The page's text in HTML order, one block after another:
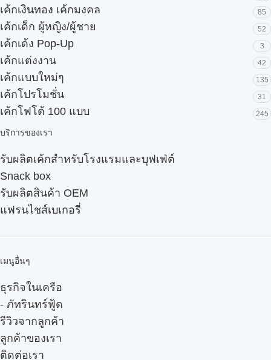
เค้กเงินทอง เค้กมงคล 85
เค้กเด็ก ผู้หญิง/ผู้ชาย 52
เค้กเด้ง Pop-Up 3
เค้กแต่งงาน 42
เค้กแบบใหม่ๆ 135
เค้กโปรโมชั่น 31
เค้กโฟโต้ 100 แบบ 245
บริการของเรา
รับผลิตเค้กสำหรับโรงแรมและบุฟเฟ่ต์
Snack box
รับผลิตสินค้า OEM
แฟรนไชส์เบเกอรี่
เมนูอื่นๆ
ธุรกิจในเครือ
- ภัทรินทร์ฟู้ด
รีวิวจากลูกค้า
ลูกค้าของเรา
ติดต่อเรา